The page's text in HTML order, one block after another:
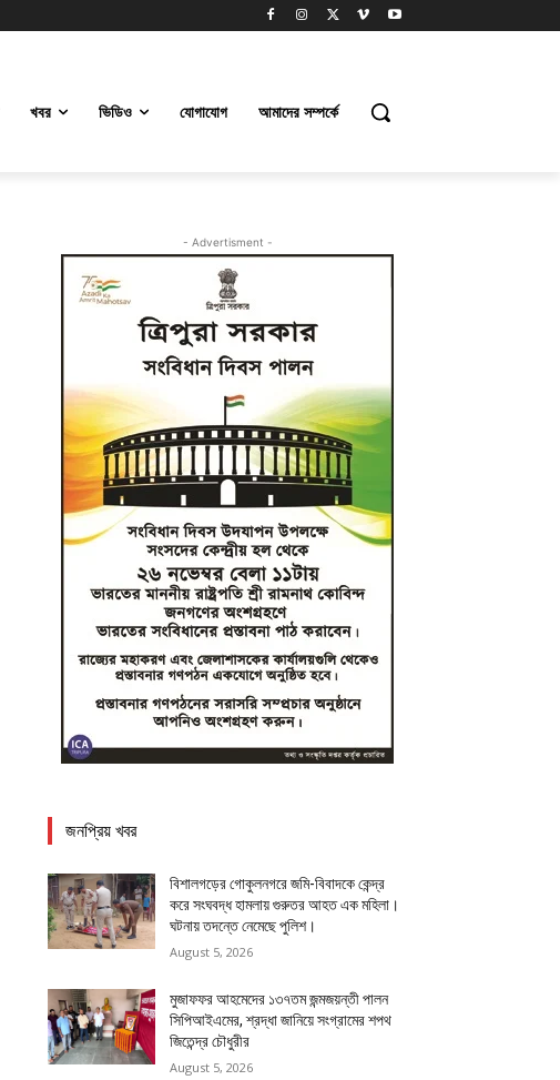
খবর ভিডিও যোগাযোগ আমাদের সম্পর্কে
- Advertisment -
জনপ্রিয় খবর
বিশালগড়ের গোকুলনগরে জমি-বিবাদকে কেন্দ্র
করে সংঘবদ্ধ হামলায় গুরুতর আহত এক মহিলা।
ঘটনায় তদন্তে নেমেছে পুলিশ।
August 5, 2026
মুজাফফর আহমেদের ১৩৭তম জন্মজয়ন্তী পালন
সিপিআইএমের, শ্রদ্ধা জানিয়ে সংগ্রামের শপথ
জিতেন্দ্র চৌধুরীর
August 5, 2026